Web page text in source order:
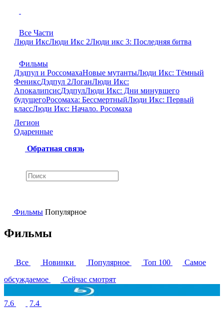
Все Части
Люди ИксЛюди Икс 2Люди икс 3: Последняя битва
Фильмы
Дэдпул и РоссомахаНовые мутантыЛюди Икс: Тёмный
ФениксДэдпул 2ЛоганЛюди Икс:
АпокалипсисДэдпулЛюди Икс: Дни минувшего
будущегоРосомаха: БессмертныйЛюди Икс: Первый
классЛюди Икс: Начало. Росомаха
Легион
Одаренные
Обратная связь
Фильмы Популярное
Фильмы
Все Новинки Популярное Топ 100
Самое
обсуждаемое
Сейчас смотрят
7.6 7.4